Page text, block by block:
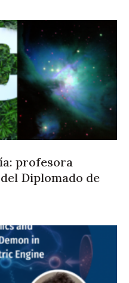
profesora
Diplomado de